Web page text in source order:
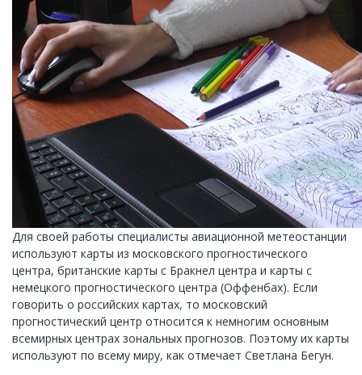
Для своей работы специалисты авиационной метеостанции
используют карты из московского прогностического
центра, британские карты с Бракнел центра и карты с
немецкого прогностического центра (Оффенбах). Если
говорить о российских картах, то московский
прогностический центр относится к немногим основным
всемирных центрах зональных прогнозов. Поэтому их карты
используют по всему миру, как отмечает Светлана Бегун.